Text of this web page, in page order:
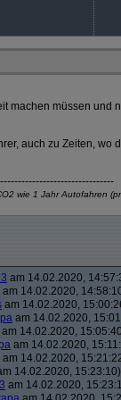
machen müssen und
auch zu Zeiten, wo
wie 1 Jahr Autofahren
am 14.02.2020,
am 14.02.2020,
am 14.02.2020,
am 14.02.2020,
am 14.02.2020,
am 14.02.2020,
am 14.02.2020,
14.02.2020, 15:23:10)
am 14.02.2020,